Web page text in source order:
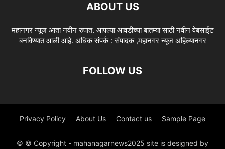
ABOUT US
महानगर न्यूज आता नवीन रुपात. आपल्या आवडीच्या बातम्या साठी नवीन वेबसाईट
बनविण्यात आली आहे. अधिक संपर्क : संपादक ,महानगर न्यूज अहिल्यानगर
FOLLOW US
Privacy Policy About Us Contact us Sample Page
© © Copyright - mahanagarnews2025 site is designed by